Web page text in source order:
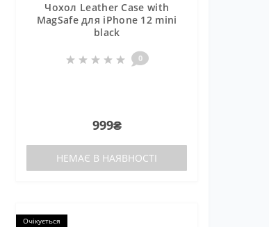
Чохол Leather Case with
MagSafe для iPhone 12 mini
black
0
999₴
НЕМАЄ В НАЯВНОСТІ
Очікується